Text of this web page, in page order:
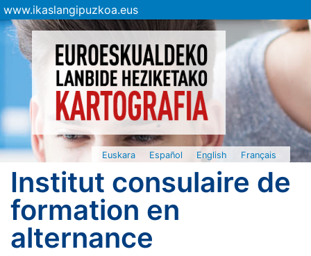
www.ikaslangipuzkoa.eus
Euskara Español English Français
Institut consulaire de
formation en
alternance